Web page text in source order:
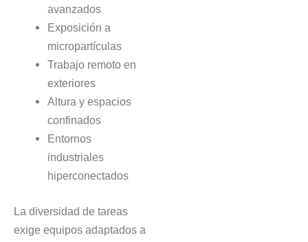
avanzados
Exposición a
micropartículas
Trabajo remoto en
exteriores
Altura y espacios
confinados
Entornos
industriales
hiperconectados
La diversidad de tareas
exige equipos adaptados a